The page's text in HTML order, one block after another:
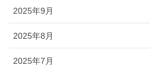
2025年9月
2025年8月
2025年7月